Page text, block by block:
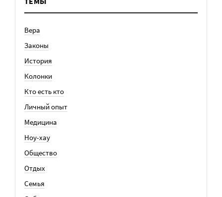
Вера
Законы
История
Колонки
Кто есть кто
Личный опыт
Медицина
Ноу-хау
Общество
Отдых
Семья